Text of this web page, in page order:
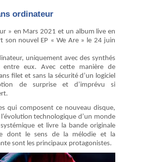
ordinateur
» en Mars 2021 et un album live en
son nouvel EP « We Are » le 24 juin
uniquement avec des synthés
entre eux. Avec cette manière de
filet et sans la sécurité d’un logiciel
de surprise et d’imprévu si
qui composent ce nouveau disque,
technologique d’un monde
et livre la bande originale
dont le sens de la mélodie et la
sont les principaux protagonistes.